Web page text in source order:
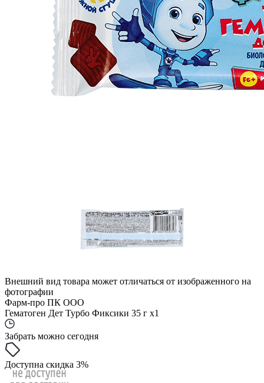
Внешний вид товара может отличаться от изображенного на
фотографии
Фарм-про ПК ООО
Гематоген Дет Турбо Фиксики 35 г x1
Забрать можно сегодня
Доступна скидка 3%